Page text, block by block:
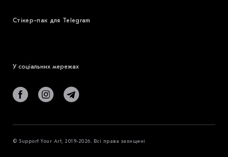
Стікер-пак для Telegram
У соціальних мережах
© Support Your Art, 2019-2026. Всі права захищені